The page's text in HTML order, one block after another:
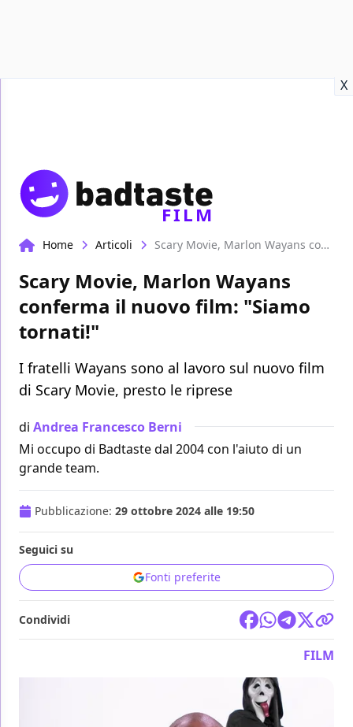
X
FILM
Home Articoli Scary Movie, Marlon Wayans conferma il nuovo film: "Siamo tornati!"
Scary Movie, Marlon Wayans
conferma il nuovo film: "Siamo
tornati!"
I fratelli Wayans sono al lavoro sul nuovo film
di Scary Movie, presto le riprese
di Andrea Francesco Berni
Mi occupo di Badtaste dal 2004 con l'aiuto di un
grande team.
Pubblicazione: 29 ottobre 2024 alle 19:50
Seguici su
Fonti preferite
Condividi
FILM